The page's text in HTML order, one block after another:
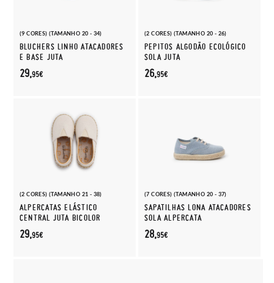
(9 CORES) (TAMANHO 20 - 34)
BLUCHERS LINHO ATACADORES
E BASE JUTA
29,95€
(2 CORES) (TAMANHO 20 - 26)
PEPITOS ALGODÃO ECOLÓGICO
SOLA JUTA
26,95€
(2 CORES) (TAMANHO 21 - 38)
ALPERCATAS ELÁSTICO
CENTRAL JUTA BICOLOR
29,95€
(7 CORES) (TAMANHO 20 - 37)
SAPATILHAS LONA ATACADORES
SOLA ALPERCATA
28,95€